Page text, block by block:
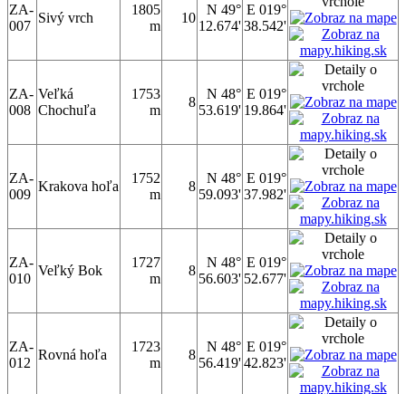
ZA-
007
Sivý vrch
1805
m
10
N 49°
12.674'
E 019°
38.542'
ZA-
008
Veľká
Chochuľa
1753
m
8
N 48°
53.619'
E 019°
19.864'
ZA-
009
Krakova hoľa
1752
m
8
N 48°
59.093'
E 019°
37.982'
ZA-
010
Veľký Bok
1727
m
8
N 48°
56.603'
E 019°
52.677'
ZA-
012
Rovná hoľa
1723
m
8
N 48°
56.419'
E 019°
42.823'